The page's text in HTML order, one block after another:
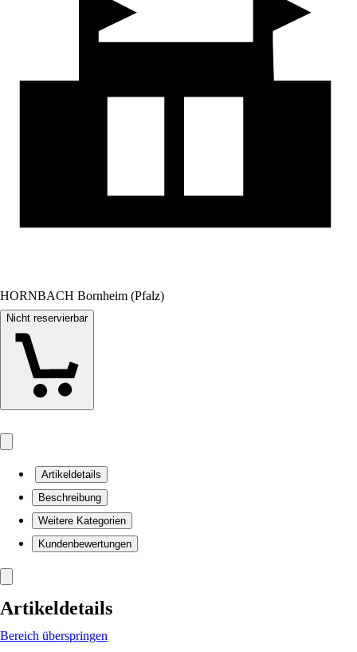
HORNBACH Bornheim (Pfalz)
Nicht reservierbar
Artikeldetails
Beschreibung
Weitere Kategorien
Kundenbewertungen
Artikeldetails
Bereich überspringen